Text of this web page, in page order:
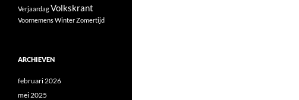
VerjaardagVolkskrant
VoornemensWinterZomertijd
ARCHIEVEN
februari 2026
mei 2025